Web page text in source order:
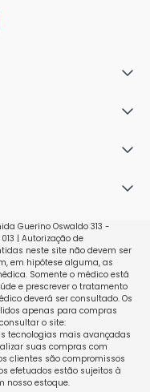
Guerino Oswaldo 313 -
| Autorização de
neste site não devem ser
em hipótese alguma, as
Somente o médico está
e prescrever o tratamento
deverá ser consultado. Os
apenas para compras
o site:
tecnologias mais avançadas
suas compras com
clientes são compromissos
efetuados estão sujeitos à
nosso estoque.